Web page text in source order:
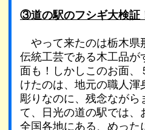
③道の駅のフシギ大検証
やって来たのは栃木県
伝統工芸である木工品が
面も！しかしこのお面
けたのは、地元の職人
彫りなのに、残念ながら
て、日光の道の駅では
全国各地にある、めった